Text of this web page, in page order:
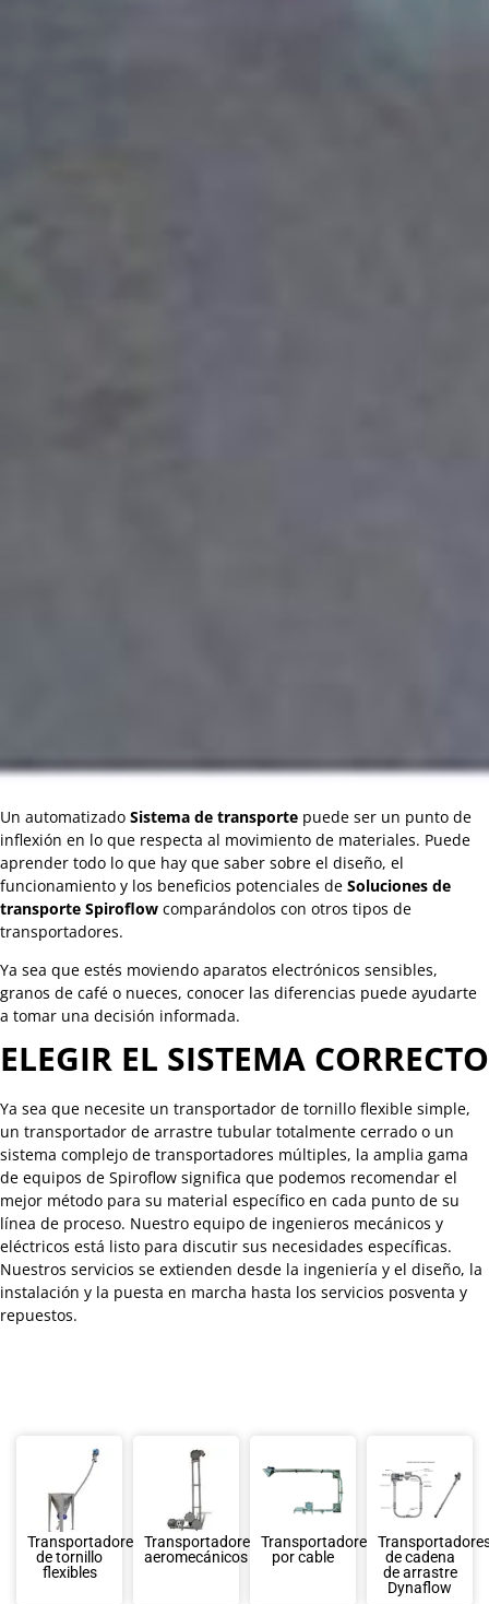
Un automatizado Sistema de transporte puede ser un punto de
inflexión en lo que respecta al movimiento de materiales. Puede
aprender todo lo que hay que saber sobre el diseño, el
funcionamiento y los beneficios potenciales de Soluciones de
transporte Spiroflow comparándolos con otros tipos de
transportadores.
Ya sea que estés moviendo aparatos electrónicos sensibles,
granos de café o nueces, conocer las diferencias puede ayudarte
a tomar una decisión informada.
ELEGIR EL SISTEMA CORRECTO
Ya sea que necesite un transportador de tornillo flexible simple,
un transportador de arrastre tubular totalmente cerrado o un
sistema complejo de transportadores múltiples, la amplia gama
de equipos de Spiroflow significa que podemos recomendar el
mejor método para su material específico en cada punto de su
línea de proceso. Nuestro equipo de ingenieros mecánicos y
eléctricos está listo para discutir sus necesidades específicas.
Nuestros servicios se extienden desde la ingeniería y el diseño, la
instalación y la puesta en marcha hasta los servicios posventa y
repuestos.
Transportadores
de tornillo
flexibles
Transportadores
aeromecánicos
Transportadores
por cable
de cadena
de arrastre
Dynaflow